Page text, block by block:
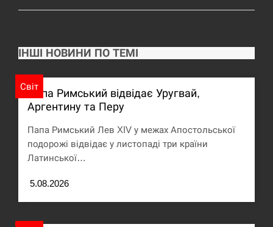
ІНШІ НОВИНИ ПО ТЕМІ
Світ
Папа Римський відвідає Уругвай,
Аргентину та Перу
Папа Римський Лев XIV у межах Апостольської
подорожі відвідає у листопаді три країни
Латинської…
5.08.2026